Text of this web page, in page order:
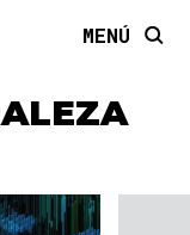
MENÚ